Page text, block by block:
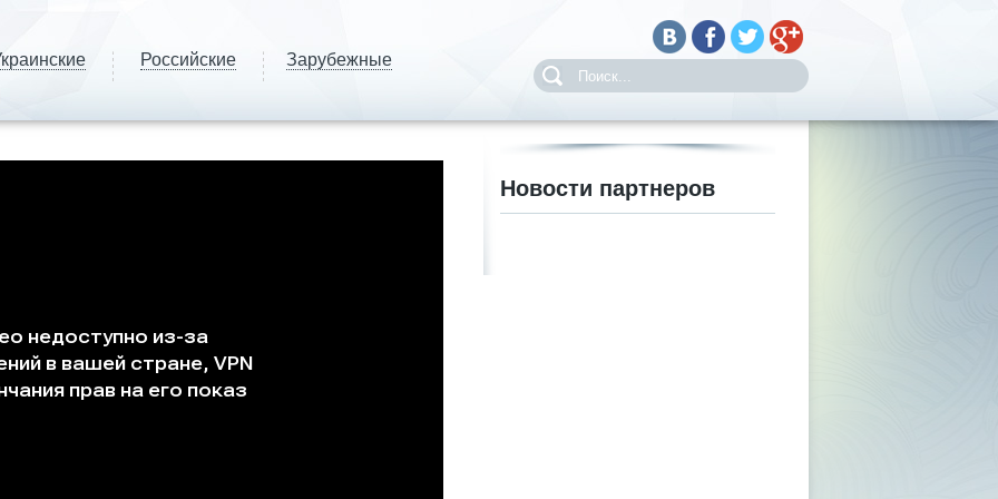
Российские Зарубежные
Новости партнеров